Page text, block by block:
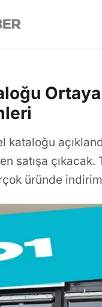
Ortaya
kataloğu
satışa
üründe